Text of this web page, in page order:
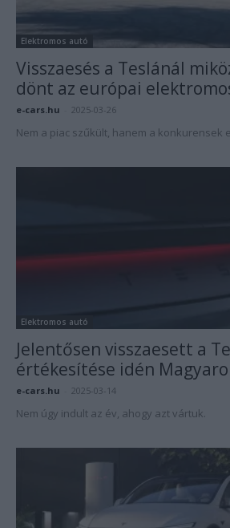
Elektromos autó
Visszaesés a Teslánál
dönt az európai
e-cars.hu 2025-03-26
Nem a piac szűkült, hanem a konkurensek
Elektromos autó
Jelentősen visszaesett a
értékesítése idén
e-cars.hu 2025-03-14
Nem úgy indult az év, ahogy azt vártuk.